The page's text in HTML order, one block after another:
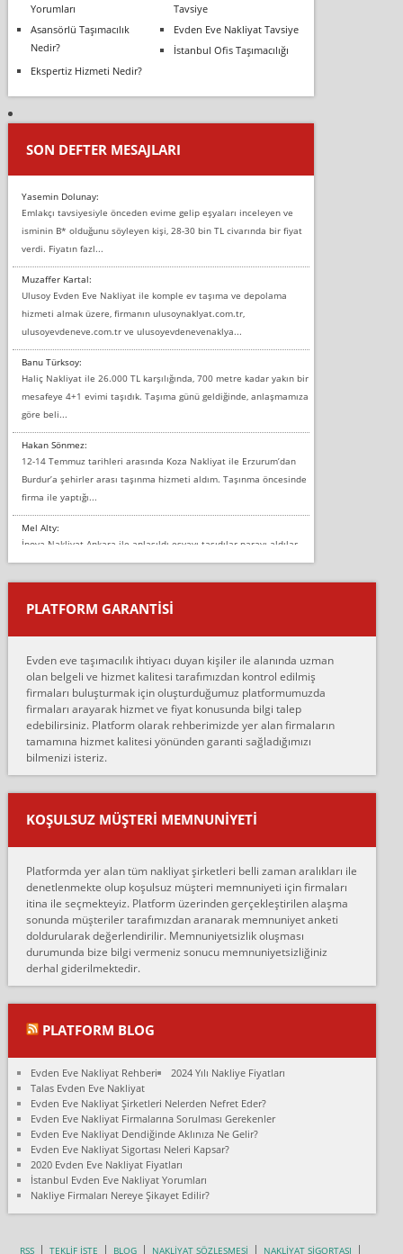
Yorumları
Tavsiye
Asansörlü Taşımacılık
Nedir?
Evden Eve Nakliyat Tavsiye
İstanbul Ofis Taşımacılığı
Ekspertiz Hizmeti Nedir?
SON DEFTER MESAJLARI
Yasemin Dolunay:
Emlakçı tavsiyesiyle önceden evime gelip eşyaları inceleyen ve
isminin B* olduğunu söyleyen kişi, 28-30 bin TL civarında bir fiyat
verdi. Fiyatın fazl...
Muzaffer Kartal:
Ulusoy Evden Eve Nakliyat ile komple ev taşıma ve depolama
hizmeti almak üzere, firmanın ulusoynaklyat.com.tr,
ulusoyevdeneve.com.tr ve ulusoyevdenevenaklya...
Banu Türksoy:
Haliç Nakliyat ile 26.000 TL karşılığında, 700 metre kadar yakın bir
mesafeye 4+1 evimi taşıdık. Taşıma günü geldiğinde, anlaşmamıza
göre beli...
Hakan Sönmez:
12-14 Temmuz tarihleri arasında Koza Nakliyat ile Erzurum’dan
Burdur’a şehirler arası taşınma hizmeti aldım. Taşınma öncesinde
firma ile yaptığı...
Mel Alty:
İnova Nakliyat Ankara ile anlaşıldı eşyayı taşıdılar parayı aldılar.
Salon duvarına bir baktım birisi boydan alüminyum renkli bantı
yapıştırm...
Murat:
çalıştıklarını, müş...
Ahmet:
Lüleburgaz güngünes evden eve naklyat eşyalarımı taşımak için
anlaştık sabah eve geldiklerinde de eşyalarımı düzgün şekilde
sarcaz demelerine r...
mehmet güldü:
Ankara ALİCANLAR NAKLİYAT Tutarsız ve ticari ahlak problemleri
var verdikleri fiyat teklifini arttırdılar. Sonrasında taşıma gününde
oldukça tutarsı...
Ankara Alicanlar naklyat tel 5465524025. 2600 TL'ye ankaradan
Konya ya Alicanlar naklyat la anlaştık bu şahıs evin taşınacağı gün
fiyatın mazoto gele...
Fatih kokmese:
Diyarbakır dan eşyamı getirtmek için anlaştım sözleşme yaptım.
Son anda fiyat artırdılar.. mecburiyetten tasittim.. bu kişiler ağrılı
Ali:
olduk. Asansörlü dediler sonra uraya asansör kurulmaz dediler
fark istediler. ortada asa...
Nimet:
Ben 2021 Ağustos ilk haftası Evimi taşıdım yani İstanbul'un bir
Mahallesi'nden bir başka Mahallesi'ne yani Ümraniye bölgesinde
oturuyorum önceleri ara...
Nimet Köse:
Merhaba ben 2021 Ağustos ilk haftası evimi Ümraniye'den Çok
PLATFORM GARANTİSİ
Evden eve taşımacılık ihtiyacı duyan kişiler ile alanında uzman
olan belgeli ve hizmet kalitesi tarafımızdan kontrol edilmiş
firmaları buluşturmak için oluşturduğumuz platformumuzda
firmaları arayarak hizmet ve fiyat konusunda bilgi talep
edebilirsiniz. Platform olarak rehberimizde yer alan firmaların
tamamına hizmet kalitesi yönünden garanti sağladığımızı
bilmenizi isteriz.
KOŞULSUZ MÜŞTERI MEMNUNIYETI
Platformda yer alan tüm nakliyat şirketleri belli zaman aralıkları ile
denetlenmekte olup koşulsuz müşteri memnuniyeti için firmaları
itina ile seçmekteyiz. Platform üzerinden gerçekleştirilen alaşma
sonunda müşteriler tarafımızdan aranarak memnuniyet anketi
doldurularak değerlendirilir. Memnuniyetsizlik oluşması
durumunda bize bilgi vermeniz sonucu memnuniyetsizliğiniz
derhal giderilmektedir.
PLATFORM BLOG
Evden Eve Nakliyat Rehberi
2024 Yılı Nakliye Fiyatları
Talas Evden Eve Nakliyat
Evden Eve Nakliyat Şirketleri Nelerden Nefret Eder?
Evden Eve Nakliyat Firmalarına Sorulması Gerekenler
Evden Eve Nakliyat Dendiğinde Aklınıza Ne Gelir?
Evden Eve Nakliyat Sigortası Neleri Kapsar?
2020 Evden Eve Nakliyat Fiyatları
İstanbul Evden Eve Nakliyat Yorumları
Nakliye Firmaları Nereye Şikayet Edilir?
RSS TEKLİF İSTE BLOG NAKLİYAT SÖZLEŞMESİ NAKLİYAT SİGORTASI